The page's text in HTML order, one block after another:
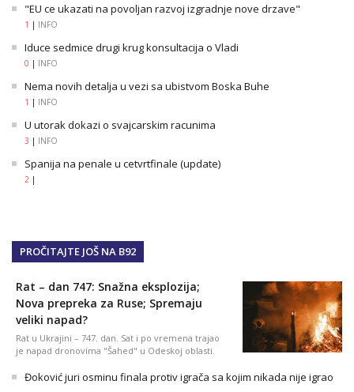
"EU ce ukazati na povoljan razvoj izgradnje nove drzave"
1 | INFO
Iduce sedmice drugi krug konsultacija o Vladi
0 | INFO
Nema novih detalja u vezi sa ubistvom Boska Buhe
1 | INFO
U utorak dokazi o svajcarskim racunima
3 | INFO
Spanija na penale u cetvrtfinale (update)
2 |
PROČITAJTE JOŠ NA B92
Rat – dan 747: Snažna eksplozija;
Nova prepreka za Ruse; Spremaju
veliki napad?
Rat u Ukrajini – 747. dan. Sat i po vremena trajao
je napad dronovima "Šahed" u Odeskoj oblasti.
Đoković juri osminu finala protiv igrača sa kojim nikada nije igrao